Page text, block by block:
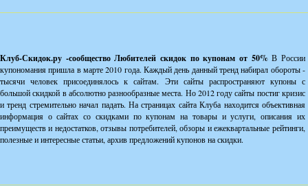
Клуб-Скидок.ру -сообщество Любителей скидок по купонам от 50%В России
купономания пришла в марте 2010 года. Каждый день данный тренд набирал обороты -
тысячи человек присоединялось к сайтам. Эти сайты распространяют купоны с
большой скидкой в абсолютно разнообразные места. Но 2012 году сайты постиг кризис
и тренд стремительно начал падать. На страницах сайта Клуба находится объективная
информация о сайтах со скидками по купонам на товары и услуги, описания их
преимуществ и недостатков, отзывы потребителей, обзоры и ежеквартальные рейтинги,
полезные и интересные статьи, архив предложений купонов на скидки.